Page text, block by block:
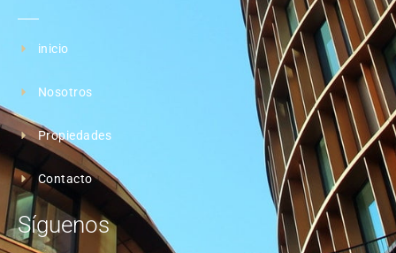
inicio
Nosotros
Propiedades
Contacto
Síguenos